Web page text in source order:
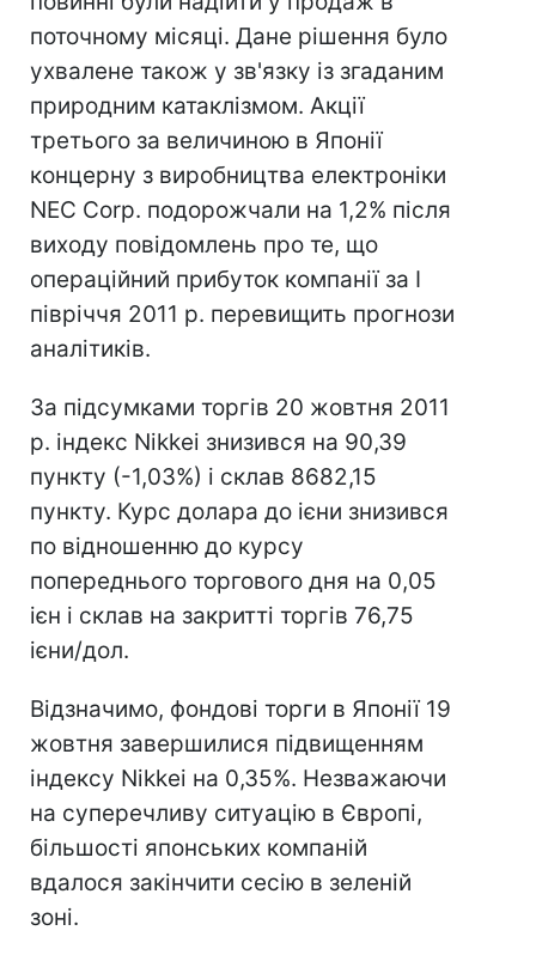
поточному місяці. Дане рішення було
ухвалене також у зв'язку із згаданим
природним катаклізмом. Акції
третього за величиною в Японії
концерну з виробництва електроніки
NEC Corp. подорожчали на 1,2% після
виходу повідомлень про те, що
операційний прибуток компанії за I
півріччя 2011 р. перевищить прогнози
аналітиків.
За підсумками торгів 20 жовтня 2011
р. індекс Nikkei знизився на 90,39
пункту (-1,03%) і склав 8682,15
пункту. Курс долара до ієни знизився
по відношенню до курсу
попереднього торгового дня на 0,05
ієн і склав на закритті торгів 76,75
ієни/дол.
Відзначимо, фондові торги в Японії 19
жовтня завершилися підвищенням
індексу Nikkei на 0,35%. Незважаючи
на суперечливу ситуацію в Європі,
більшості японських компаній
вдалося закінчити сесію в зеленій
зоні.